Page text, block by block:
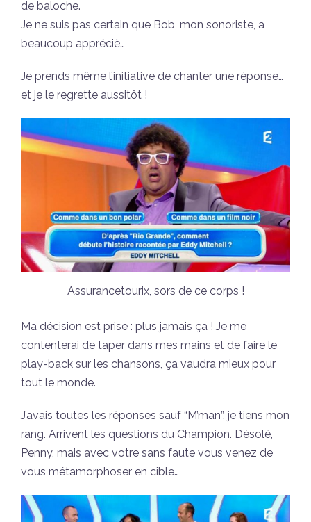
de baloche.
Je ne suis pas certain que Bob, mon sonoriste, a
beaucoup appréciè…
Je prends même l’initiative de chanter une réponse…
et je le regrette aussitôt !
Assurancetourix, sors de ce corps !
Ma décision est prise : plus jamais ça ! Je me
contenterai de taper dans mes mains et de faire le
play-back sur les chansons, ça vaudra mieux pour
tout le monde.
J’avais toutes les réponses sauf “M’man”, je tiens mon
rang. Arrivent les questions du Champion. Désolé,
Penny, mais avec votre sans faute vous venez de
vous métamorphoser en cible…